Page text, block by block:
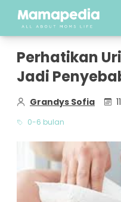
Perhatikan
Jadi
Grandys Sofia
0-6 bulan